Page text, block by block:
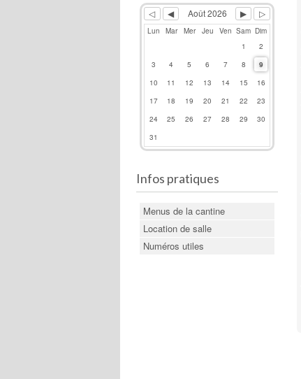
Août 2026
Lun Mar Mer Jeu Ven Sam Dim
1
2
3
4 5 6 7 8
9
10
11 12 13 14 15
16
17
18 19 20 21 22
23
24
25 26 27 28 29
30
31
Infos pratiques
Menus de la cantine
Location de salle
Numéros utiles